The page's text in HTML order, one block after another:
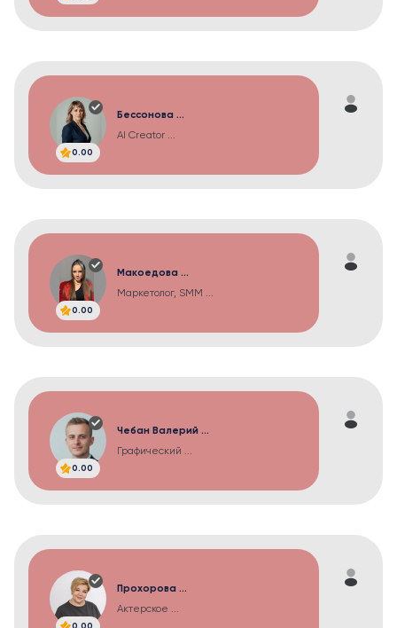
0.00
Бессонова ...
AI Creator ...
0.00
Макоедова ...
Маркетолог, SMM ...
0.00
Чебан Валерий ...
Графический ...
0.00
Прохорова ...
Актерское ...